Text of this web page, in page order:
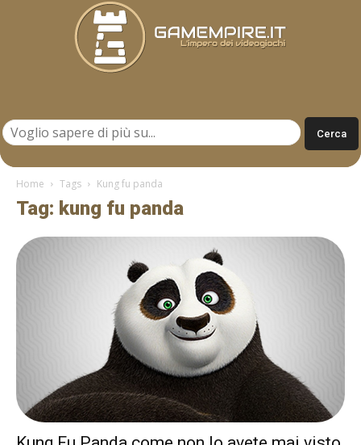
Home Tags Kung fu panda
Tag: kung fu panda